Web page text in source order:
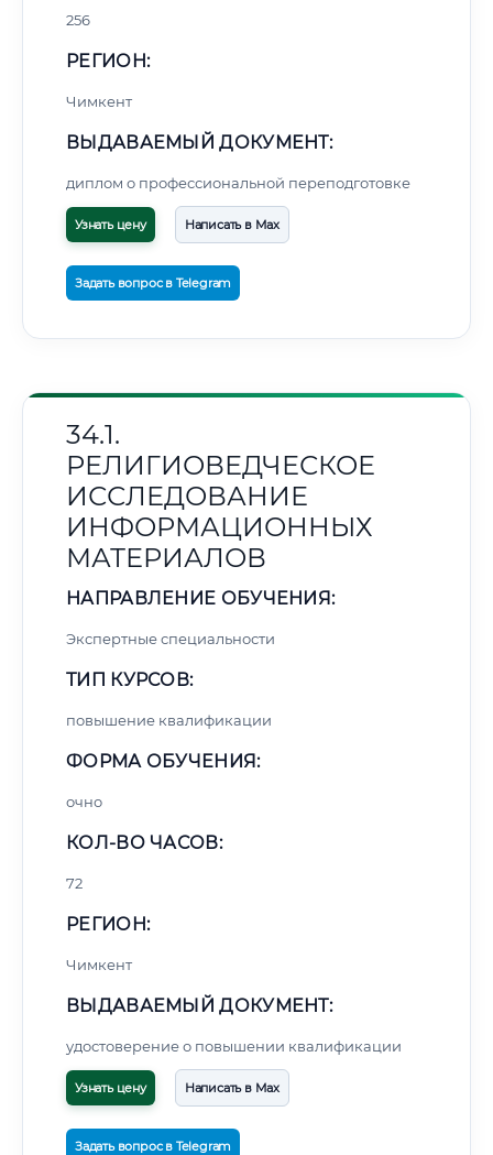
256
РЕГИОН:
Чимкент
ВЫДАВАЕМЫЙ ДОКУМЕНТ:
диплом о профессиональной переподготовке
Узнать цену Написать в Max
Задать вопрос в Telegram
34.1.
РЕЛИГИОВЕДЧЕСКОЕ
ИССЛЕДОВАНИЕ
ИНФОРМАЦИОННЫХ
МАТЕРИАЛОВ
НАПРАВЛЕНИЕ ОБУЧЕНИЯ:
Экспертные специальности
ТИП КУРСОВ:
повышение квалификации
ФОРМА ОБУЧЕНИЯ:
очно
КОЛ-ВО ЧАСОВ:
72
РЕГИОН:
Чимкент
ВЫДАВАЕМЫЙ ДОКУМЕНТ:
удостоверение о повышении квалификации
Узнать цену Написать в Max
Задать вопрос в Telegram